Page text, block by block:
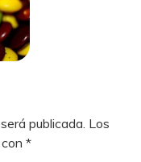
publicada. Los
*